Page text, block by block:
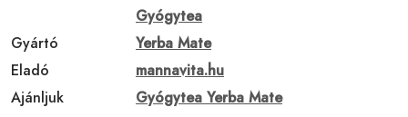
Gyógytea
Gyártó
Yerba Mate
Eladó
mannavita.hu
Ajánljuk
Gyógytea Yerba Mate